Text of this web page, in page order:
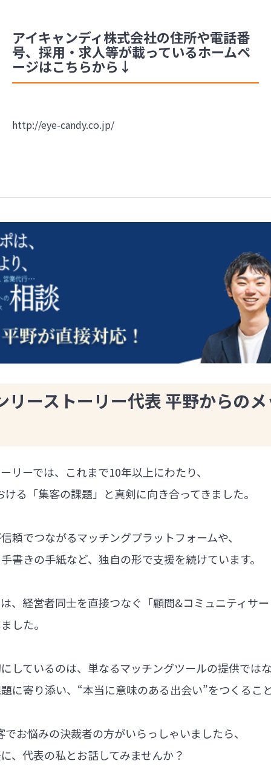
アイキャンディ株式会社の住所や電話番
号、採用・求人等が載っているホームペ
ージはこちらから↓
http://eye-candy.co.jp/
リーストーリー代表 平野からの
リーでは、これまで10年以上にわたり、
る「集客の課題」と真剣に向き合ってきました。
頼でつながるマッチングプラットフォームや、
書きの手紙など、独自の形で支援を続けています。
、経営者同士を直接つなぐ「顧問&コミュニティサ
した。
しているのは、単なるマッチングツールの提供では
に寄り添い、“本当に意味のある出会い”をつくるこ
お悩みの決裁者の方がいらっしゃいましたら、
、代表の私とお話してみませんか？